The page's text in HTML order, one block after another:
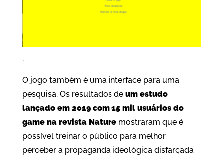
.
O jogo também é uma interface para uma
pesquisa. Os resultados de um estudo
lançado em 2019 com 15 mil usuários do
game na revista Naturemostraram que é
possível treinar o público para melhor
perceber a propaganda ideológica disfarçada